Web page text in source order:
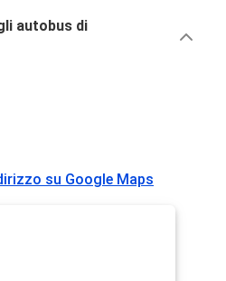
autobus di
su Google Maps